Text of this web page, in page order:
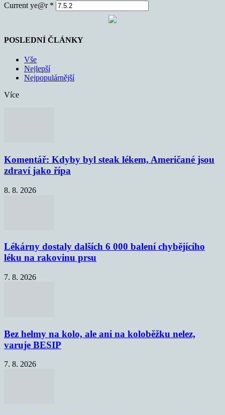
Current ye@r *
POSLEDNÍ ČLÁNKY
Vše
Nejlepší
Nejpopulárnější
Více
Komentář: Kdyby byl steak lékem, Američané jsou
zdraví jako řípa
8. 8. 2026
Lékárny dostaly dalších 6 000 balení chybějícího
léku na rakovinu prsu
7. 8. 2026
Bez helmy na kolo, ale ani na koloběžku nelez,
varuje BESIP
7. 8. 2026